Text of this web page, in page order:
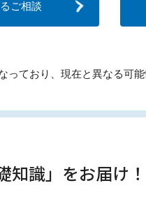
ご相談
ており、現在と異なる可能
知識」をお届け！